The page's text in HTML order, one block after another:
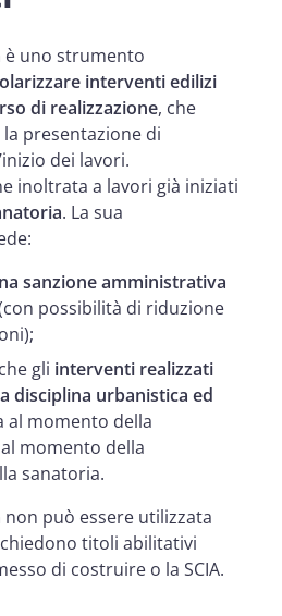
è uno strumento
interventi edilizi
di realizzazione, che
presentazione di
dei lavori.
inoltrata a lavori già iniziati
. La sua
sanzione amministrativa
possibilità di riduzione
gli interventi realizzati
disciplina urbanistica ed
al momento della
momento della
sanatoria.
non può essere utilizzata
titoli abilitativi
di costruire o la SCIA.